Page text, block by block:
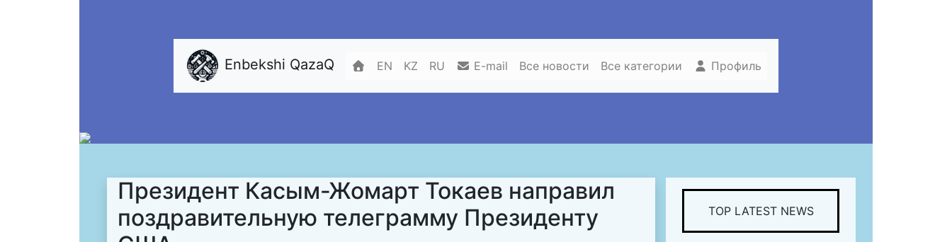
Enbekshi QazaQ EN KZ RU E-mail Все новости Все категории Профиль
Президент Касым-Жомарт Токаев направил
поздравительную телеграмму Президенту
TOP LATEST NEWS